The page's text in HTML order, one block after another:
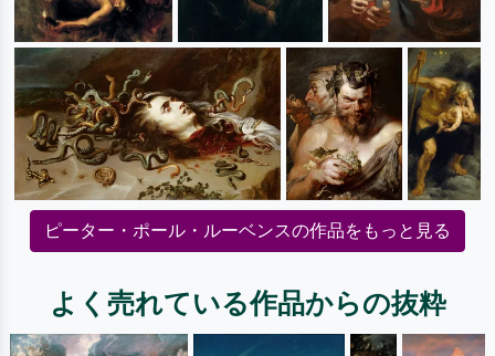
ピーター・ポール・ルーベンスの作品をもっと見る
よく売れている作品からの抜粋